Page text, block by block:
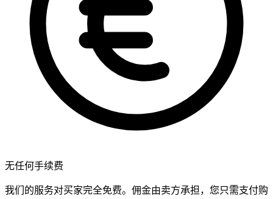
无任何手续费
我们的服务对买家完全免费。佣金由卖方承担，您只需支付购